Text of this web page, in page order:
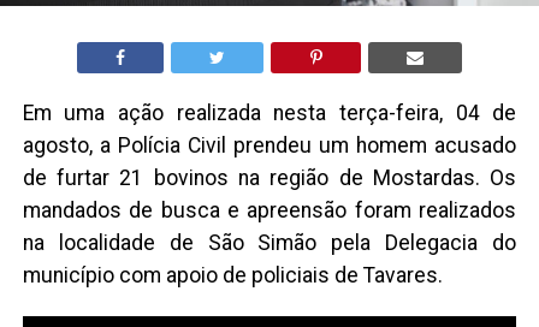
Em uma ação realizada nesta terça-feira, 04 de
agosto, a Polícia Civil prendeu um homem acusado
de furtar 21 bovinos na região de Mostardas. Os
mandados de busca e apreensão foram realizados
na localidade de São Simão pela Delegacia do
município com apoio de policiais de Tavares.